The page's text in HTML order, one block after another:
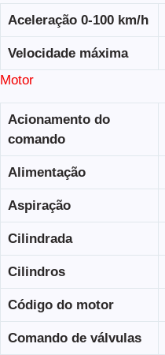
Aceleração 0-100 km/h
Velocidade máxima
Motor
Acionamento do
comando
Alimentação
Aspiração
Cilindrada
Cilindros
Código do motor
Comando de válvulas